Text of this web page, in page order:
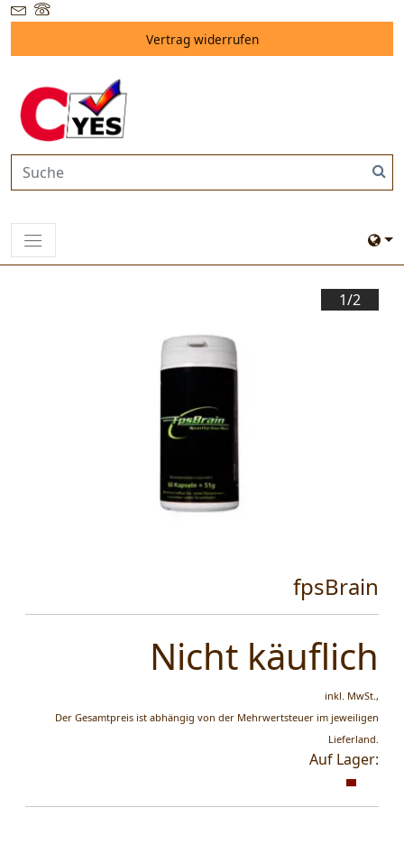
Vertrag widerrufen
1/2
fpsBrain
Nicht käuflich
inkl. MwSt.,
Der Gesamtpreis ist abhängig von der Mehrwertsteuer im jeweiligen
Lieferland.
Auf Lager: